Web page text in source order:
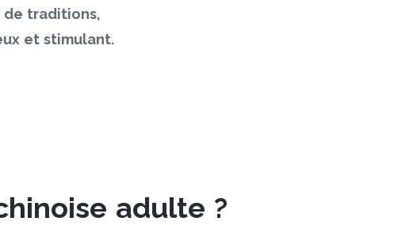
de traditions,
et stimulant.
adulte ?